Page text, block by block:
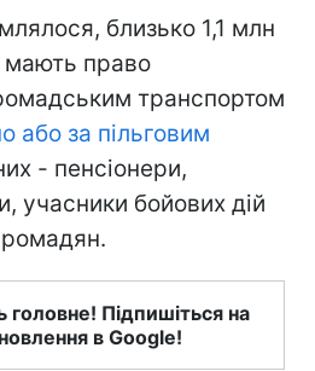
близько 1,1 млн
мають право
транспортом
або за пільговим
- пенсіонери,
учасники бойових дій
головне! Підпишіться на
в Google!